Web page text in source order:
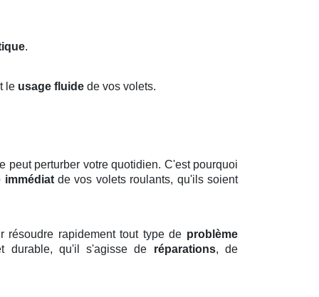
.
le usage fluide de vos volets.
peut perturber votre quotidien. C'est pourquoi
immédiatde vos volets roulants, qu'ils soient
rapidement tout type de problème
durable, qu'il s'agisse de réparations, de